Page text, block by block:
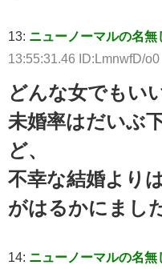
13: ニューノーマルの名無
13:55:31.46 ID:LmnwfD/o0
どんな女でもい
未婚率はだいぶ
ど、
不幸な結婚より
がはるかにまし
14: ニューノーマルの名無